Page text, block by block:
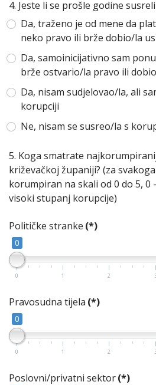
4. Jeste li se prošle godine
Da, traženo je od mene da
neko pravo ili brže dobio/la
Da, samoinicijativno sam
brže ostvario/la pravo ili
Da, nisam sudjelovao/la, ali
korupciji
Ne, nisam se susreo/la s
5. Koga smatrate
križevačkoj županiji? (za
korumpiran na skali od 0 do 5, 0
visoki stupanj korupcije)
Političke stranke (*)
0
0 1 2
Pravosudna tijela (*)
0
0 1 2
Poslovni/privatni sektor(*)